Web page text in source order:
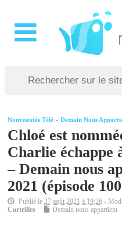
Nouveautés Télé »Demain Nous
Chloé est
Charlie échappe
– Demain nous
2021 (épisode
Publié le27 août 2021 à 19:26 -
Corteilles
Demain nous appartient